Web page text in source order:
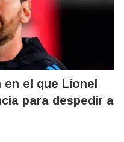
el que Lionel
para despedir a